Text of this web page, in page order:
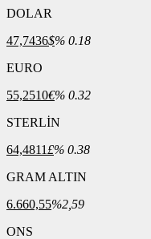
DOLAR
47,7436$% 0.18
EURO
55,2510€% 0.32
STERLİN
64,4811£% 0.38
GRAM ALTIN
6.660,55%2,59
ONS